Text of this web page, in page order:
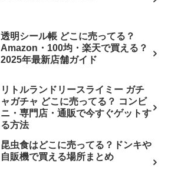
透明シール帳 どこに売ってる？
Amazon・100均・楽天で買える？
2025年最新店舗ガイド
リトルランドリースライミー ガチ
ャガチャ どこに売ってる？ コンビ
ニ・専門店・通販で今すぐゲットす
る方法
昆虫食はどこに売ってる？ドンキや
自販機で買える場所まとめ